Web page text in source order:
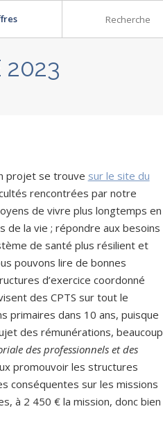
2023
projet se trouve sur le site du
rencontrées par notre
de vivre plus longtemps en
de la vie ; répondre aux besoins
de santé plus résilient et
pouvons lire de bonnes
d’exercice coordonné
des CPTS sur tout le
primaires dans 10 ans, puisque
des rémunérations, beaucoup
des professionnels et des
promouvoir les structures
conséquentes sur les missions
à 2 450 € la mission, donc bien